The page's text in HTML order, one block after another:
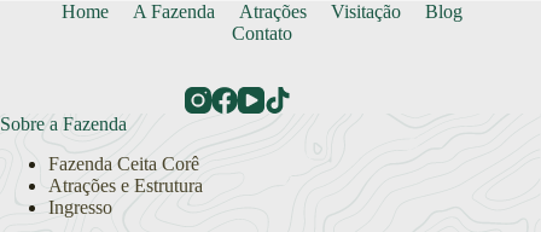
Home A Fazenda Atrações Visitação
Blog
Contato
Sobre a Fazenda
Fazenda Ceita Corê
Atrações e Estrutura
Ingresso